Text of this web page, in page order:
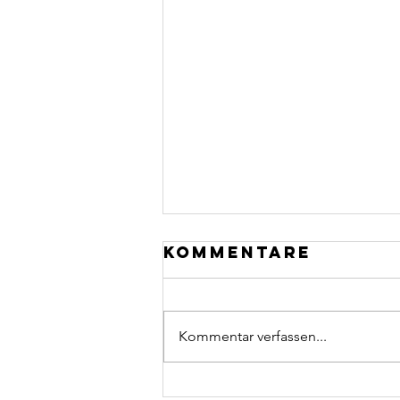
Intro - D7Vlog
Kommentare
Kommentar verfassen...